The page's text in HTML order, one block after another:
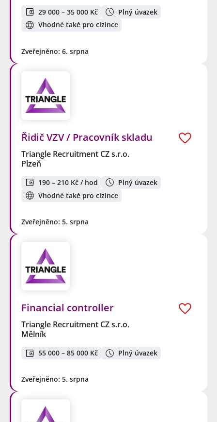
29 000 – 35 000 Kč
Plný úvazek
Vhodné také pro cizince
Zveřejněno: 6. srpna
Řidič VZV / Pracovník skladu
Triangle Recruitment CZ s.r.o.
Plzeň
190 – 210 Kč / hod
Plný úvazek
Vhodné také pro cizince
Zveřejněno: 5. srpna
Financial controller
Triangle Recruitment CZ s.r.o.
Mělník
55 000 – 85 000 Kč Plný úvazek
Zveřejněno: 5. srpna